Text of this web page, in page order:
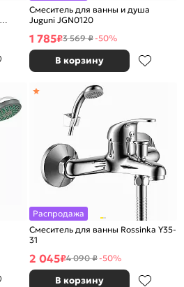
Смеситель для ванны и душа
Juguni JGN0120
1 785₽3 569 ₽-50%
В корзину
Распродажа
Смеситель для ванны Rossinka Y35-
31
2 045₽4 090 ₽-50%
В корзину